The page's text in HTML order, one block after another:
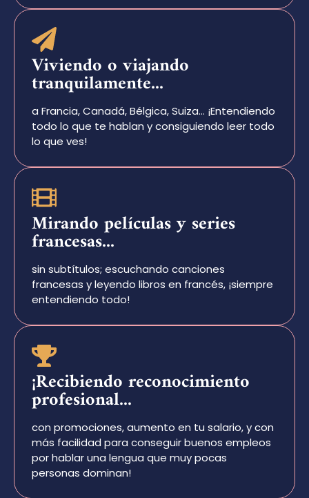
Viviendo o viajando
tranquilamente...
a Francia, Canadá, Bélgica, Suiza… ¡Entendiendo
todo lo que te hablan y consiguiendo leer todo
lo que ves!
Mirando películas y series
francesas...
sin subtítulos; escuchando canciones
francesas y leyendo libros en francés, ¡siempre
entendiendo todo!
¡Recibiendo reconocimiento
profesional...
con promociones, aumento en tu salario, y con
más facilidad para conseguir buenos empleos
por hablar una lengua que muy pocas
personas dominan!